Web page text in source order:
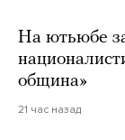
На ютьюбе
община»
21 час назад